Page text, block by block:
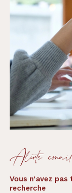
Alerte email
Vous n'avez
recherche